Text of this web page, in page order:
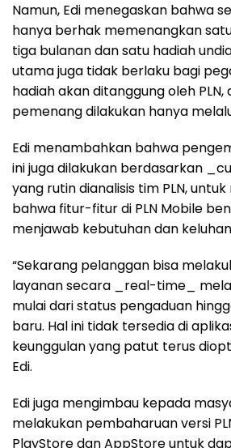
Namun, Edi menegaskan bahwa
hanya berhak memenangkan
tiga bulanan dan satu hadiah
utama juga tidak berlaku bagi
hadiah akan ditanggung oleh
pemenang dilakukan hanya
Edi menambahkan bahwa
ini juga dilakukan berdasarkan
yang rutin dianalisis tim PLN,
bahwa fitur-fitur di PLN Mobile
menjawab kebutuhan dan
“Sekarang pelanggan bisa
layanan secara _real-time_
mulai dari status pengaduan
baru. Hal ini tidak tersedia di
keunggulan yang patut terus
Edi.
Edi juga mengimbau kepada
melakukan pembaharuan versi
PlayStore dan AppStore untuk